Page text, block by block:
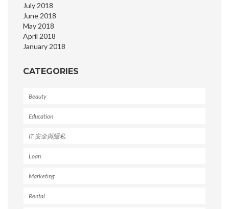
July 2018
June 2018
May 2018
April 2018
January 2018
CATEGORIES
Beauty
Education
IT 安全與隱私
Loan
Marketing
Rental